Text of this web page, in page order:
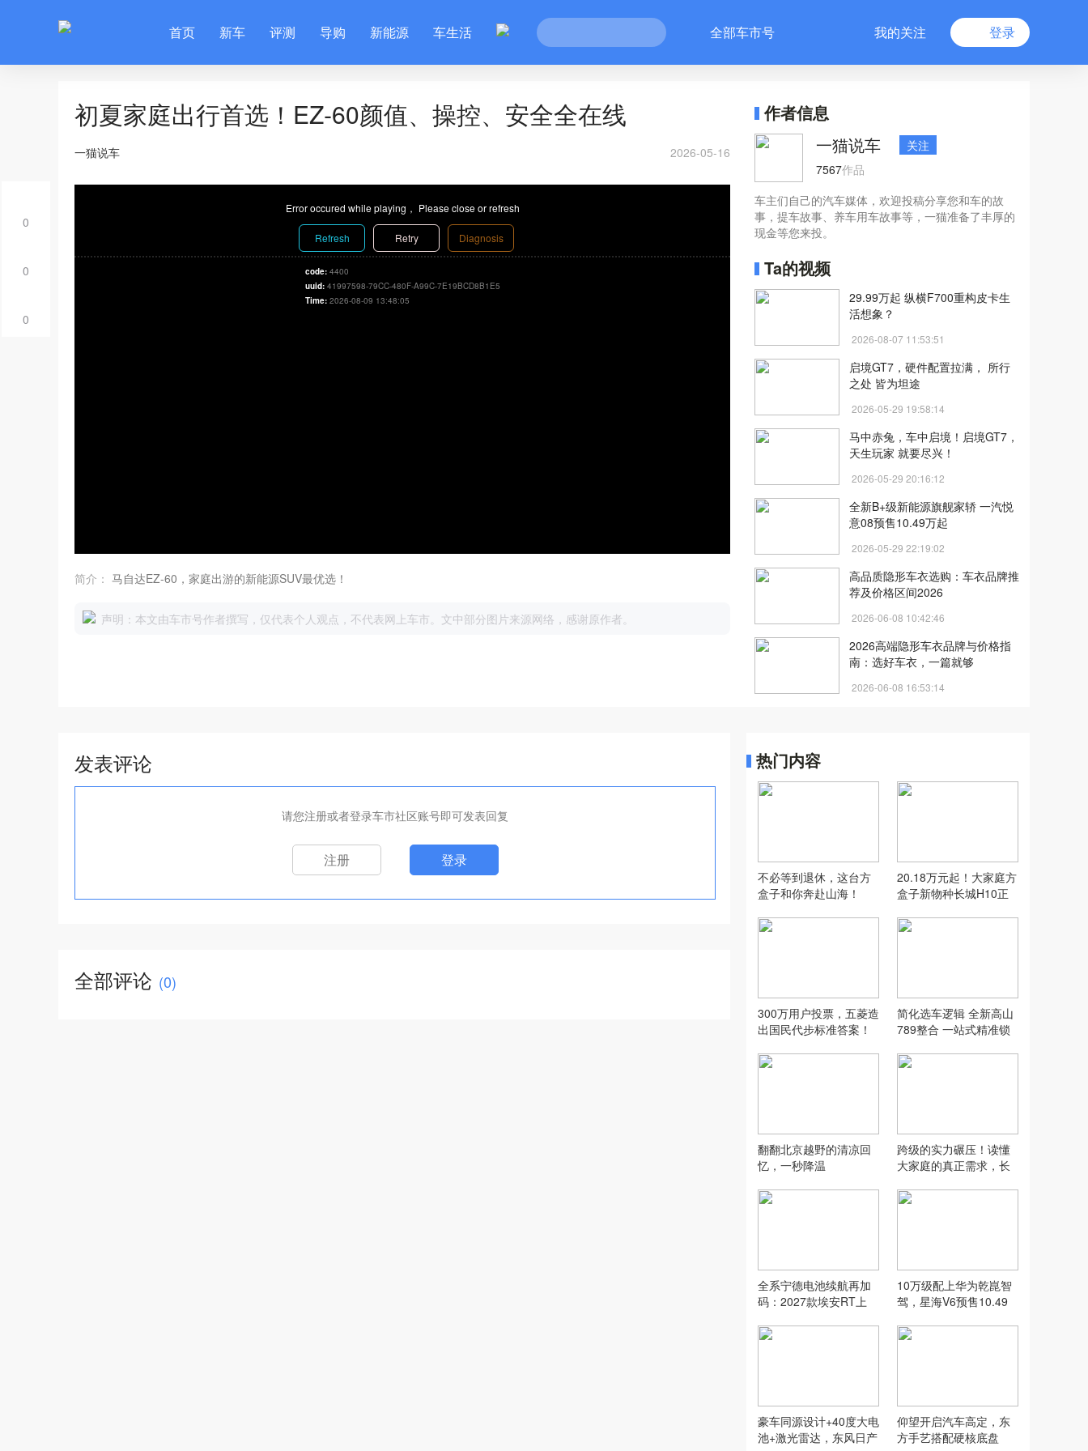
首页 新车 评测 导购 新能源 车生活 全部车市号 我的关注 登录
0
0
0
初夏家庭出行首选！EZ‑60颜值、操控、安全全在线
一猫说车 2026-05-16
Error occured while playing， Please close or refresh
Refresh Retry Diagnosis
code: 4400
uuid: 41997598-79CC-480F-A99C-7E19BCD8B1E5
Time: 2026-08-09 13:48:05
简介： 马自达EZ-60，家庭出游的新能源SUV最优选！
声明：本文由车市号作者撰写，仅代表个人观点，不代表网上车市。文中部分图片来源网络，感谢原作者。
作者信息
一猫说车
关注
7567作品
车主们自己的汽车媒体，欢迎投稿分享您和车的故
事，提车故事、养车用车故事等，一猫准备了丰厚的
现金等您来投。
Ta的视频
29.99万起 纵横F700重构皮卡生
活想象？
2026-08-07 11:53:51
启境GT7，硬件配置拉满， 所行
之处 皆为坦途
2026-05-29 19:58:14
马中赤兔，车中启境！启境GT7，
天生玩家 就要尽兴！
2026-05-29 20:16:12
全新B+级新能源旗舰家轿 一汽悦
意08预售10.49万起
2026-05-29 22:19:02
高品质隐形车衣选购：车衣品牌推
荐及价格区间2026
2026-06-08 10:42:46
2026高端隐形车衣品牌与价格指
南：选好车衣，一篇就够
2026-06-08 16:53:14
发表评论
请您注册或者登录车市社区账号即可发表回复
注册 登录
全部评论 (0)
热门内容
不必等到退休，这台方
盒子和你奔赴山海！
20.18万元起！大家庭方
盒子新物种长城H10正
300万用户投票，五菱造
出国民代步标准答案！
简化选车逻辑 全新高山
789整合 一站式精准锁
翻翻北京越野的清凉回
忆，一秒降温
跨级的实力碾压！读懂
大家庭的真正需求，长
卷
全系宁德电池续航再加
码：2027款埃安RT上
10万级配上华为乾崑智
驾，星海V6预售10.49
豪车同源设计+40度大电
池+激光雷达，东风日产
仰望开启汽车高定，东
方手艺搭配硬核底盘